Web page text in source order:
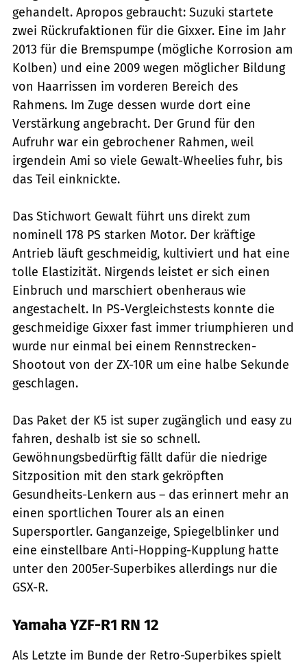
gehandelt. Apropos gebraucht: Suzuki startete
zwei Rückrufaktionen für die Gixxer. Eine im Jahr
2013 für die Bremspumpe (mögliche Korrosion am
Kolben) und eine 2009 wegen möglicher Bildung
von Haarrissen im vorderen Bereich des
Rahmens. Im Zuge dessen wurde dort eine
Verstärkung angebracht. Der Grund für den
Aufruhr war ein gebrochener Rahmen, weil
irgendein Ami so viele Gewalt-Wheelies fuhr, bis
das Teil einknickte.
Das Stichwort Gewalt führt uns direkt zum
nominell 178 PS starken Motor. Der kräftige
Antrieb läuft geschmeidig, kultiviert und hat eine
tolle Elastizität. Nirgends leistet er sich einen
Einbruch und marschiert obenheraus wie
angestachelt. In PS-Vergleichstests konnte die
geschmeidige Gixxer fast immer triumphieren und
wurde nur einmal bei einem Rennstrecken-
Shootout von der ZX-10R um eine halbe Sekunde
geschlagen.
Das Paket der K5 ist super zugänglich und easy zu
fahren, deshalb ist sie so schnell.
Gewöhnungsbedürftig fällt dafür die niedrige
Sitzposition mit den stark gekröpften
Gesundheits-Lenkern aus – das erinnert mehr an
einen sportlichen Tourer als an einen
Supersportler. Ganganzeige, Spiegelblinker und
eine einstellbare Anti-Hopping-Kupplung hatte
unter den 2005er-Superbikes allerdings nur die
GSX-R.
Yamaha YZF-R1 RN 12
Als Letzte im Bunde der Retro-Superbikes spielt